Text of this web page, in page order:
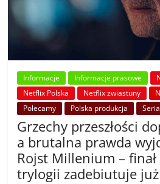
Informacje Informacje prasowe
Netflix Polska
Netflix zwiastuny
Polecamy
Polska produkcja
Grzechy przeszłości
a brutalna prawda
Rojst Millenium –
trylogii zadebiutuje